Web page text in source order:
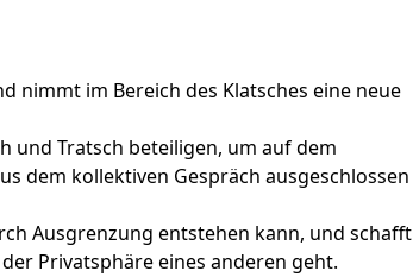
nimmt im Bereich des Klatsches eine neue
und Tratsch beteiligen, um auf dem
dem kollektiven Gespräch ausgeschlossen
Ausgrenzung entstehen kann, und schafft
Privatsphäre eines anderen geht.